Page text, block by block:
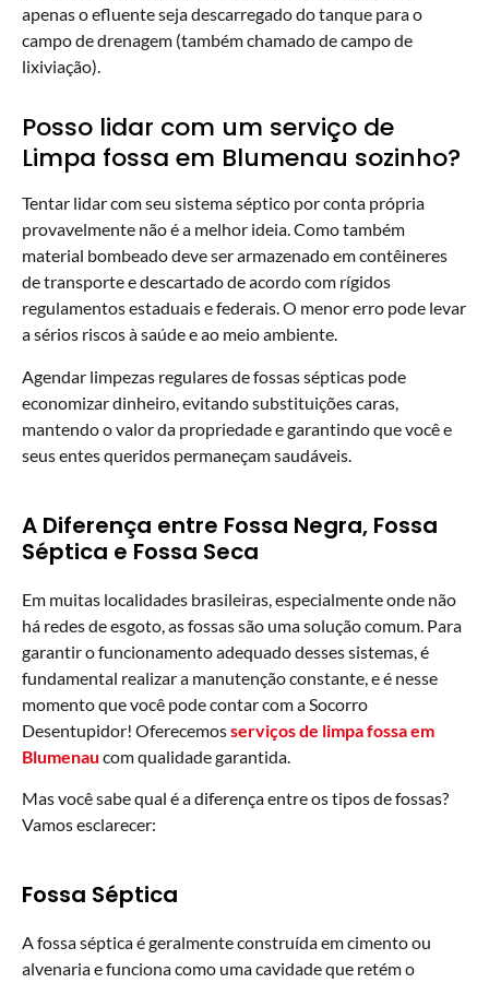
apenas o efluente seja descarregado do tanque para o
campo de drenagem (também chamado de campo de
lixiviação).
Posso lidar com um serviço de
Limpa fossa em Blumenau sozinho?
Tentar lidar com seu sistema séptico por conta própria
provavelmente não é a melhor ideia. Como também
material bombeado deve ser armazenado em contêineres
de transporte e descartado de acordo com rígidos
regulamentos estaduais e federais. O menor erro pode levar
a sérios riscos à saúde e ao meio ambiente.
Agendar limpezas regulares de fossas sépticas pode
economizar dinheiro, evitando substituições caras,
mantendo o valor da propriedade e garantindo que você e
seus entes queridos permaneçam saudáveis.
A Diferença entre Fossa Negra, Fossa
Séptica e Fossa Seca
Em muitas localidades brasileiras, especialmente onde não
há redes de esgoto, as fossas são uma solução comum. Para
garantir o funcionamento adequado desses sistemas, é
fundamental realizar a manutenção constante, e é nesse
momento que você pode contar com a Socorro
Desentupidor! Oferecemosserviços de limpa fossa em
Blumenau com qualidade garantida.
Mas você sabe qual é a diferença entre os tipos de fossas?
Vamos esclarecer:
Fossa Séptica
A fossa séptica é geralmente construída em cimento ou
alvenaria e funciona como uma cavidade que retém o